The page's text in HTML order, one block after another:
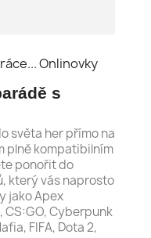
s
světa her přímo na
plně kompatibilním
ponořit do
který vás naprosto
jako Apex
CS:GO, Cyberpunk
FIFA, Dota 2,